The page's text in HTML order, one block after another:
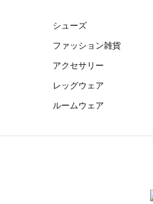
シューズ
ファッション雑貨
アクセサリー
レッグウェア
ルームウェア